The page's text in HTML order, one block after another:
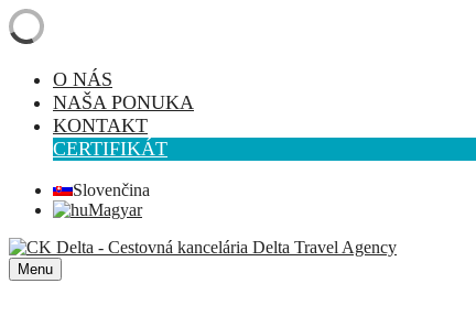
O NÁS
NAŠA PONUKA
KONTAKT
CERTIFIKÁT
Slovenčina
Magyar
Menu